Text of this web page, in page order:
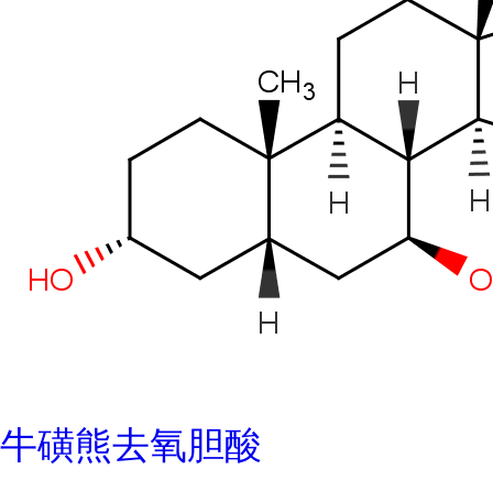
牛磺熊去氧胆酸